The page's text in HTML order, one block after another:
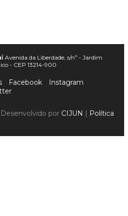
Avenida da Liberdade, s/nº - Jardim
- CEP 13214-900
Facebook
Instagram
por CIJUN
Política